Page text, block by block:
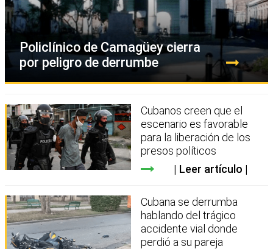
Policlínico de Camagüey cierra
por peligro de derrumbe
Cubanos creen que el
escenario es favorable
para la liberación de los
presos políticos
Leer artículo
Cubana se derrumba
hablando del trágico
accidente vial donde
perdió a su pareja